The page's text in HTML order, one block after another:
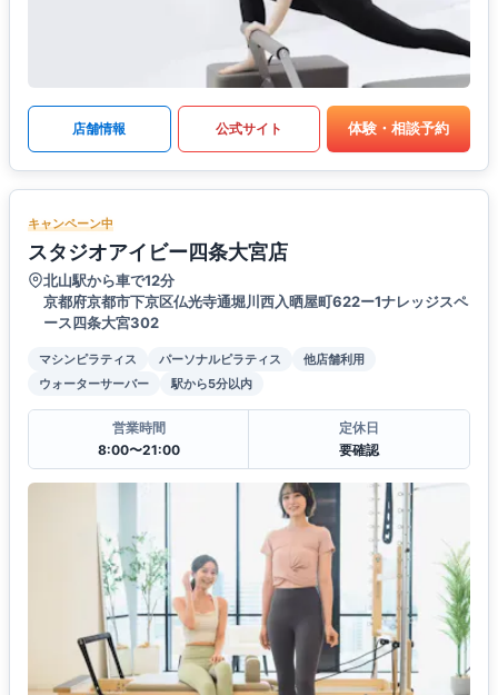
店舗情報 公式サイト 体験・相談予約
キャンペーン中
スタジオアイビー四条大宮店
北山駅から車で12分
京都府京都市下京区仏光寺通堀川西入晒屋町622ー1ナレッジスペ
ース四条大宮302
マシンピラティス パーソナルピラティス
他店舗利用
ウォーターサーバー
駅から5分以内
営業時間
8:00〜21:00
定休日
要確認